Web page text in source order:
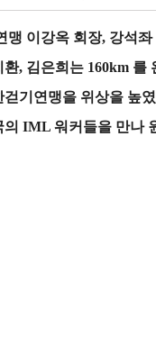
맹 이강옥 회장, 강석
환, 김은희는 160km 를
걷기연맹을 위상을 높
의 IML 워커들을 만나